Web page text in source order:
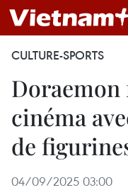
CULTURE-SPORTS
Doraemon
cinéma
de
04/09/2025 03:00